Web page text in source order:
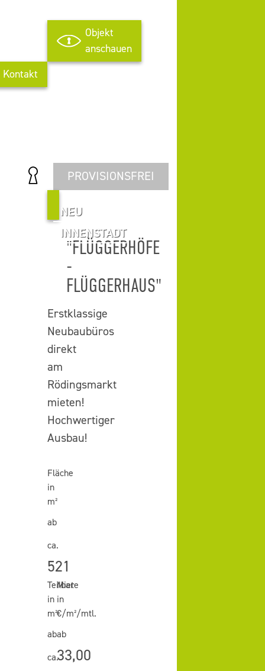
Objekt
anschauen
Kontakt
PROVISIONSFREI
NEU
INNENSTADT
"FLÜGGERHÖFE
-
FLÜGGERHAUS"
Erstklassige
Neubaubüros
direkt
am
Rödingsmarkt
mieten!
Hochwertiger
Ausbau!
Fläche
in
m²
ab
ca.
521
Teilbar
in
m²
ab
ca.
Miete
in
€/m²/mtl.
ab
33,00